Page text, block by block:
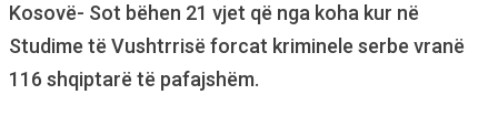
Kosovë- Sot bëhen 21 vjet që nga koha kur në
Studime të Vushtrrisë forcat kriminele serbe vranë
116 shqiptarë të pafajshëm.